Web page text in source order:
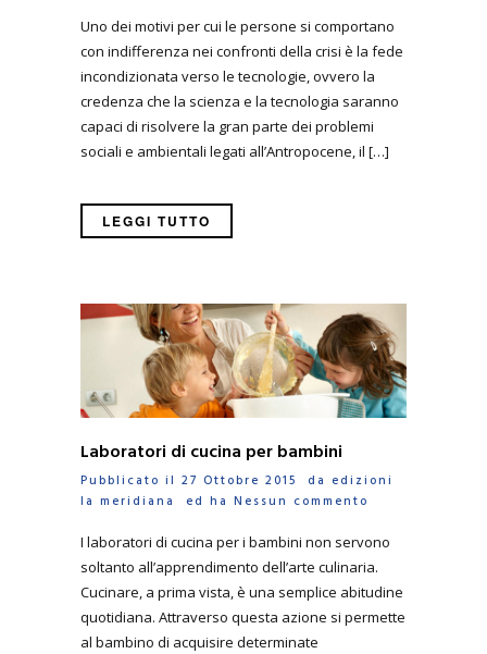
Uno dei motivi per cui le persone si comportano
con indifferenza nei confronti della crisi è la fede
incondizionata verso le tecnologie, ovvero la
credenza che la scienza e la tecnologia saranno
capaci di risolvere la gran parte dei problemi
sociali e ambientali legati all’Antropocene, il […]
LEGGI TUTTO
Laboratori di cucina per bambini
Pubblicato il 27 Ottobre 2015 da edizioni
la meridiana
ed ha Nessun commento
I laboratori di cucina per i bambini non servono
soltanto all’apprendimento dell’arte culinaria.
Cucinare, a prima vista, è una semplice abitudine
quotidiana. Attraverso questa azione si permette
al bambino di acquisire determinate